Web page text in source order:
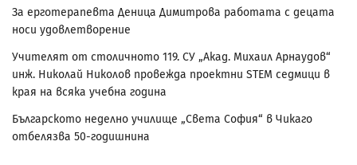
За ерготерапевта Деница Димитрова работата с децата
носи удовлетворение
Учителят от столичното 119. СУ „Акад. Михаил Арнаудов“
инж. Николай Николов провежда проектни STEM седмици в
края на всяка учебна година
Българското неделно училище „Света София“ в Чикаго
отбелязва 50-годишнина